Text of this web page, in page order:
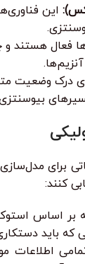
این
وضعیت
برای
کنند:
اطلاعات